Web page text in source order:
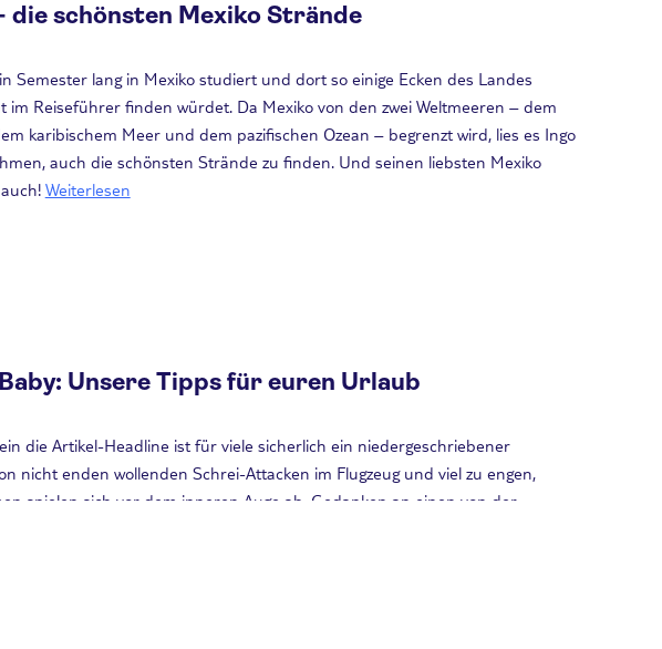
die schönsten Mexiko Strände
Semester lang in Mexiko studiert und dort so einige Ecken des Landes
im Reiseführer finden würdet. Da Mexiko von den zwei Weltmeeren – dem
karibischem Meer und dem pazifischen Ozean – begrenzt wird, lies es Ingo
auch die schönsten Strände zu finden. Und seinen liebsten Mexiko
Weiterlesen
Unsere Tipps für euren Urlaub
die Artikel-Headline ist für viele sicherlich ein niedergeschriebener
nicht enden wollenden Schrei-Attacken im Flugzeug und viel zu engen,
spielen sich vor dem inneren Auge ab. Gedanken an einen von der